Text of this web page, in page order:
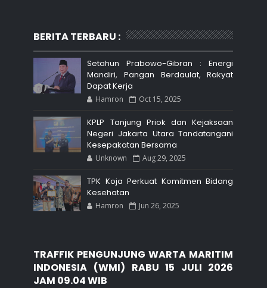
BERITA TERBARU :
Setahun Prabowo-Gibran : Energi
Mandiri, Pangan Berdaulat, Rakyat
Dapat Kerja
Hamron Oct 15, 2025
KPLP Tanjung Priok dan Kejaksaan
Negeri Jakarta Utara Tandatangani
Kesepakatan Bersama
Unknown Aug 29, 2025
TPK Koja Perkuat Komitmen Bidang
Kesehatan
Hamron Jun 26, 2025
TRAFFIK PENGUNJUNG WARTA MARITIM
INDONESIA (WMI) RABU 15 JULI 2026
JAM 09.04 WIB